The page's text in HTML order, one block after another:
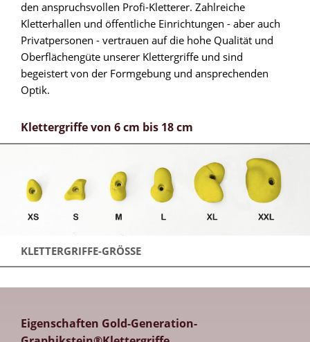
den anspruchsvollen Profi-Kletterer. Zahlreiche
Kletterhallen und öffentliche Einrichtungen - aber auch
Privatpersonen - vertrauen auf die hohe Qualität und
Oberflächengüte unserer Klettergriffe und sind
begeistert von der Formgebung und ansprechenden
Optik.
Klettergriffe von 6 cm bis 18 cm
KLETTERGRIFFE-GRÖSSE
Eigenschaften Gold-Generation-